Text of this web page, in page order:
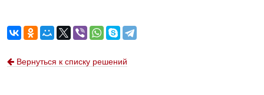
Вернуться к списку решений